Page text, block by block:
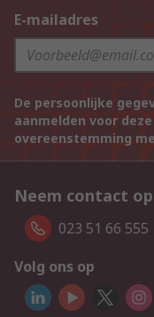
E-mailadres
De persoonlijke
aanmelden voor
overeenstemming
Neem contact op
023 51 66 555
Volg ons op